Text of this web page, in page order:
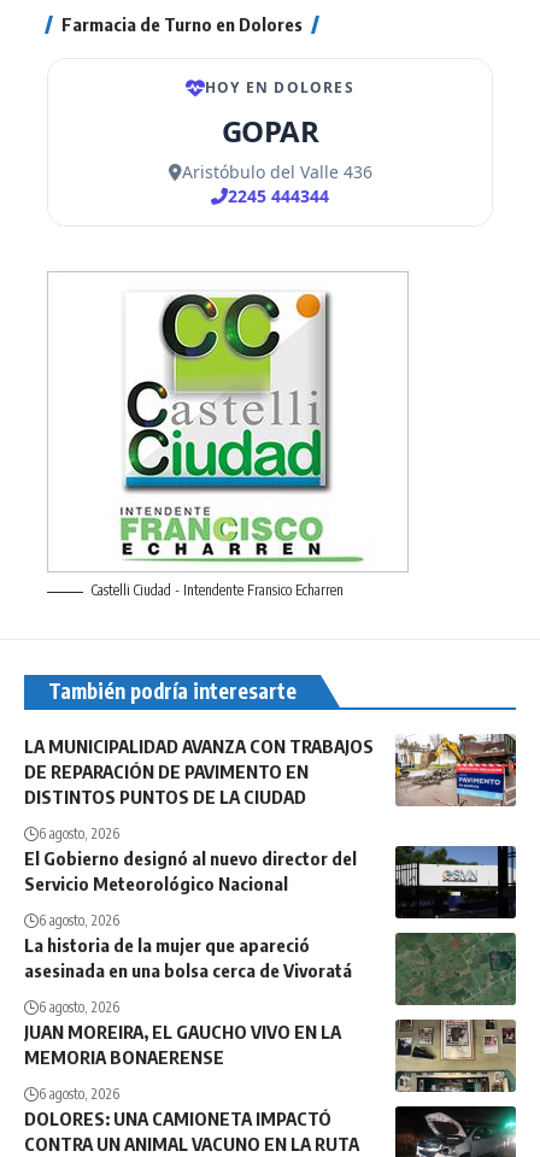
Farmacia de Turno en Dolores
Castelli Ciudad - Intendente Fransico Echarren
También podría interesarte
LA MUNICIPALIDAD AVANZA CON TRABAJOS
DE REPARACIÓN DE PAVIMENTO EN
DISTINTOS PUNTOS DE LA CIUDAD
6 agosto, 2026
El Gobierno designó al nuevo director del
Servicio Meteorológico Nacional
6 agosto, 2026
La historia de la mujer que apareció
asesinada en una bolsa cerca de Vivoratá
6 agosto, 2026
JUAN MOREIRA, EL GAUCHO VIVO EN LA
MEMORIA BONAERENSE
6 agosto, 2026
DOLORES: UNA CAMIONETA IMPACTÓ
CONTRA UN ANIMAL VACUNO EN LA RUTA